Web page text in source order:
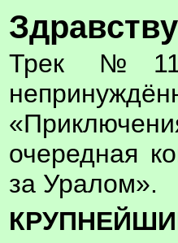
Трек №11
очередная
за Уралом».